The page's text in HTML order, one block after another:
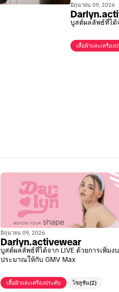
มิถุนายน 09, 2026
บูสต์ผลลัพธ์ที่ได้
เสื้อผ้าและเครื่อง
มิถุนายน 09, 2026
Darlyn.activewear
บูสต์ผลลัพธ์ที่ได้จาก LIVE ด้วยการเพิ่มงบ
ประมาณให้กับ GMV Max
เสื้อผ้าและเครื่องประดับ โซลูชัน(2)